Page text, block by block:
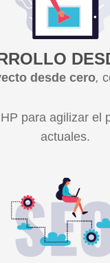
desde cero,
para agilizar
actuales.